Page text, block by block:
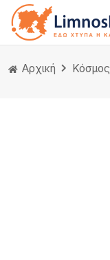
Αρχική Κόσμος